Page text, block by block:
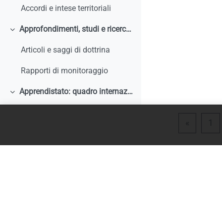
Accordi e intese territoriali
Minimizza
Approfondimenti, studi e ricerche
Articoli e saggi di dottrina
Rapporti di monitoraggio
Minimizza
Apprendistato: quadro internazionale e comparato
Pagina